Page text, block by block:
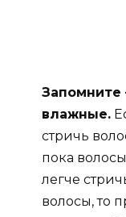
Запомните
влажные.
стричь
пока
легче
волосы, то